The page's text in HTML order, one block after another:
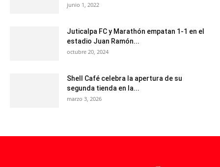
junio 1, 2022
Juticalpa FC y Marathón empatan 1-1 en el
estadio Juan Ramón...
octubre 20, 2024
Shell Café celebra la apertura de su
segunda tienda en la...
marzo 3, 2026